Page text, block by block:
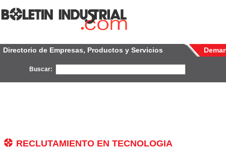
Directorio de Empresas, Productos y Servicios
Buscar:
RECLUTAMIENTO EN TECNOLOGIA